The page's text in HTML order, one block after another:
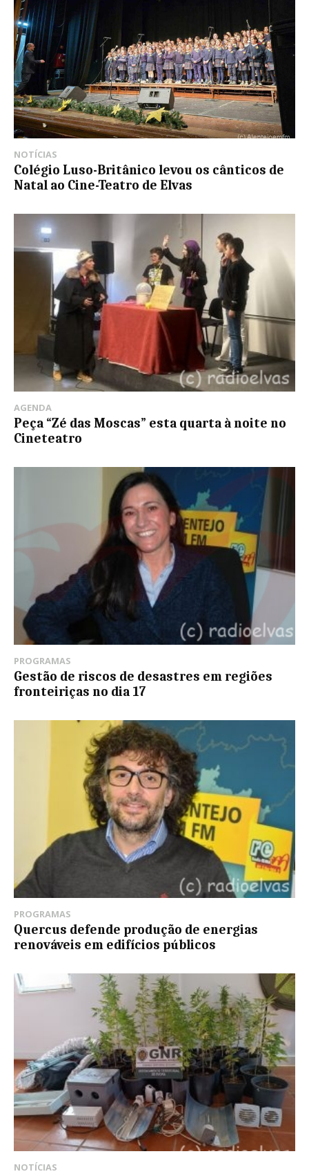
NOTÍCIAS
Colégio Luso-Britânico levou os cânticos de
Natal ao Cine-Teatro de Elvas
AGENDA
Peça “Zé das Moscas” esta quarta à noite no
Cineteatro
PROGRAMAS
Gestão de riscos de desastres em regiões
fronteiriças no dia 17
PROGRAMAS
Quercus defende produção de energias
renováveis em edifícios públicos
NOTÍCIAS